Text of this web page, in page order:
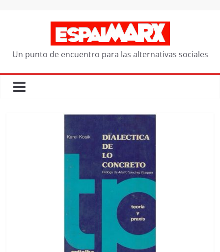
Un punto de encuentro para las alternativas sociales